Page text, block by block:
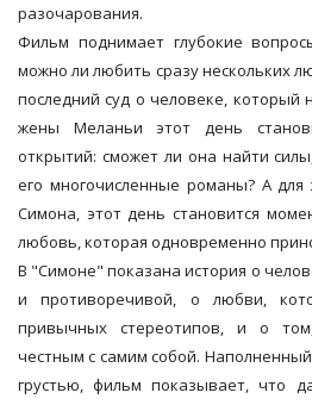
разочарования.
Фильм поднимает глубокие
можно ли любить сразу нескольких
последний суд о человеке, который
жены Меланьи этот день
открытий: сможет ли она найти
его многочисленные романы? А
Симона, этот день становится
любовь, которая одновременно
В "Симоне" показана история о
и противоречивой, о любви,
привычных стереотипов, и о
честным с самим собой.
грустью, фильм показывает, что